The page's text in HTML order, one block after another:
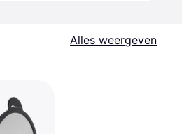
Alles weergeven